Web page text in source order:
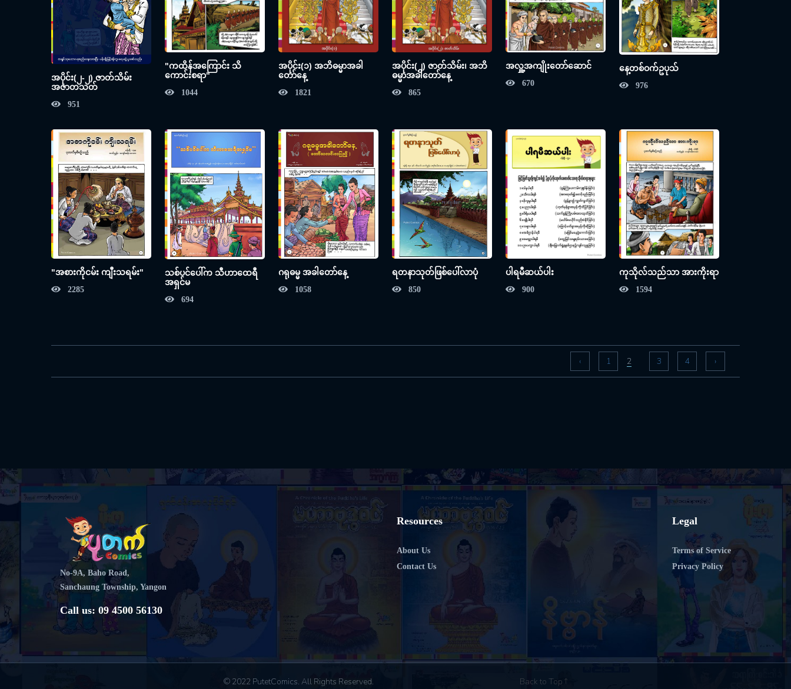
အပိုင်း(၂-၂) ဇာတ်သိမ်း
အဇာတသတ်
951
"ကထိန်အကြောင်း သိ
ကောင်းစရာ"
1044
အပိုင်း(၁) အဘိဓမ္မာအခါ
တော်နေ့
1821
အပိုင်း(၂) ဇာတ်သိမ်း၊ အဘိ
ဓမ္မာအခါတော်နေ့
865
အလှူ့အကျိုးတော်ဆောင်
670
နေ့တစ်ဝက်ဥပုသ်
976
"အစားကိုငမ်း ကျီးသရမ်း"
2285
သစ်ပင်ပေါ်က သီဟာထေရီ
အရှင်မ
694
ဂရုဓမ္မ အခါတော်နေ့
1058
ရတနာသုတ်ဖြစ်ပေါ်လာပုံ
850
ပါရမီဆယ်ပါး
900
ကုသိုလ်သည်သာ အားကိုးရာ
1594
‹ 1 2 3 4 ›
No-9A, Baho Road,
Sanchaung Township, Yangon
Call us: 09 4500 56130
Resources
About Us
Contact Us
Legal
Terms of Service
Privacy Policy
© 2022 PutetComics. All Rights Reserved. Back to Top